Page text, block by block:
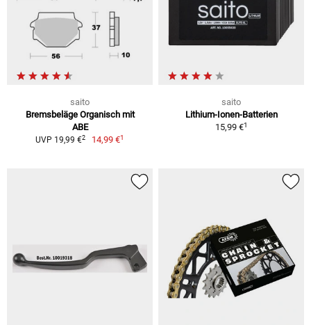
saito
Bremsbeläge Organisch mit
ABE
UVP 19,99 €2 14,99 €1
saito
Lithium-Ionen-Batterien
15,99 €1